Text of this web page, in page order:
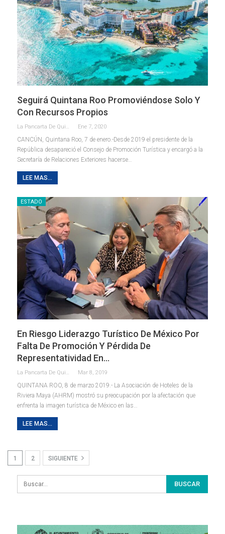
Seguirá Quintana Roo Promoviéndose Solo Y
Con Recursos Propios
La Pancarta De Quintana Roo Ene 7, 2020
CANCÚN, Quintana Roo, 7 de enero.-Desde 2019 el presidente de la
República desapareció el Consejo de Promoción Turística y encargó a la
Secretaría de Relaciones Exteriores hacerse…
LEE MAS...
ESTADO
En Riesgo Liderazgo Turístico De México Por
Falta De Promoción Y Pérdida De
Representatividad En…
La Pancarta De Quintana Roo Mar 8, 2019
QUINTANA ROO, 8 de marzo 2019.- La Asociación de Hoteles de la
Riviera Maya (AHRM) mostró su preocupación por la afectación que
enfrenta la imagen turística de México en las…
LEE MAS...
1 2 SIGUIENTE